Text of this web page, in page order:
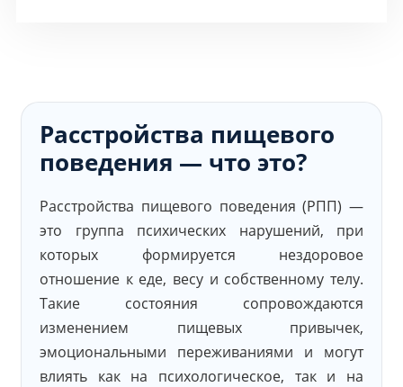
Расстройства пищевого
поведения — что это?
Расстройства пищевого поведения (РПП) —
это группа психических нарушений, при
которых формируется нездоровое
отношение к еде, весу и собственному телу.
Такие состояния сопровождаются
изменением пищевых привычек,
эмоциональными переживаниями и могут
влиять как на психологическое, так и на